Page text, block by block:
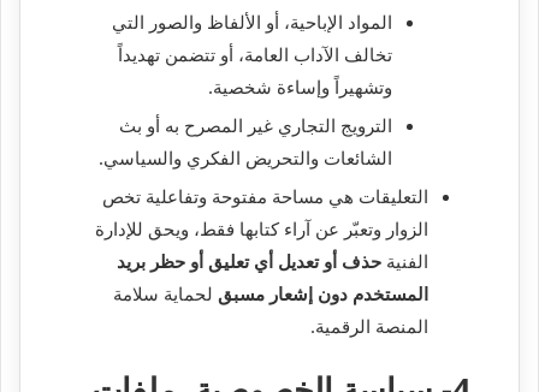
المواد الإباحية، أو الألفاظ والصور التي
تخالف الآداب العامة، أو تتضمن تهديداً
وتشهيراً وإساءة شخصية.
الترويج التجاري غير المصرح به أو بث
الشائعات والتحريض الفكري والسياسي.
التعليقات هي مساحة مفتوحة وتفاعلية تخص
الزوار وتعبّر عن آراء كتابها فقط، ويحق للإدارة
الفنية حذف أو تعديل أي تعليق أو حظر بريد
المستخدم دون إشعار مسبق لحماية سلامة
المنصة الرقمية.